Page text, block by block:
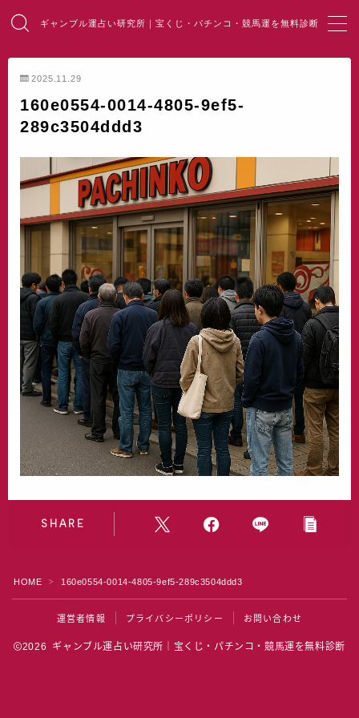
ギャンブル運占い研究所｜宝くじ・パチンコ・競馬運を無料診断
MENU
HOME
宝くじ占い
パチンコ占い
競馬・麻雀占い
開運・風水
水晶院
宝くじ雑学
2025.11.29
160e0554-0014-4805-9ef5-
289c3504ddd3
SHARE
HOME ＞ 160e0554-0014-4805-9ef5-289c3504ddd3
運営者情報 プライバシーポリシー お問い合わせ
2026 ギャンブル運占い研究所｜宝くじ・パチンコ・競馬運を無料診断